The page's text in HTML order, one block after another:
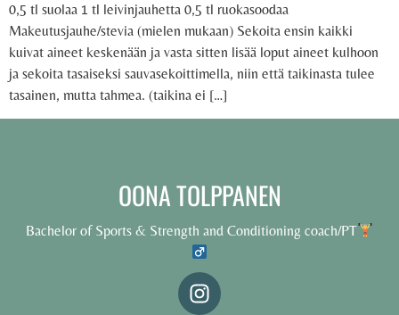
0,5 tl suolaa 1 tl leivinjauhetta 0,5 tl ruokasoodaa
Makeutusjauhe/stevia (mielen mukaan) Sekoita ensin kaikki
kuivat aineet keskenään ja vasta sitten lisää loput aineet kulhoon
ja sekoita tasaiseksi sauvasekoittimella, niin että taikinasta tulee
tasainen, mutta tahmea. (taikina ei […]
OONA TOLPPANEN
Bachelor of Sports & Strength and Conditioning coach/PT